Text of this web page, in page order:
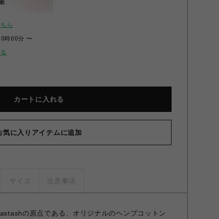
ら
時00分 〜
カートに入れる
気に入りアイテムに追加
サイズ 注意事項
の原点である、オリジナルのヘンプコットン